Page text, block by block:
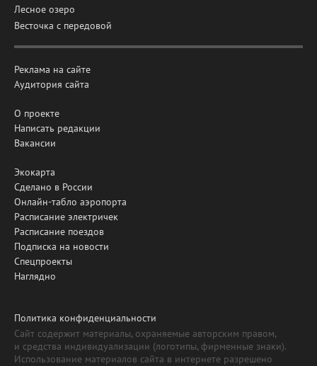
Лесное озеро
Весточка с передовой
Реклама на сайте
Аудитория сайта
О проекте
Написать редакции
Вакансии
Экокарта
Сделано в России
Онлайн-табло аэропорта
Расписание электричек
Расписание поездов
Подписка на новости
Спецпроекты
Наглядно
Политика конфиденциальности
Сайт содержит материалы, охраняемые авторским правом,
и средства индивидуализации (логотипы, фирменные знаки).
Использование материалов сайта в интернете разрешено